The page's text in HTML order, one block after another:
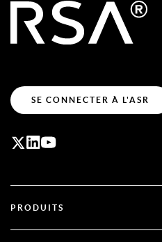
SE CONNECTER À L'ASR
PRODUITS